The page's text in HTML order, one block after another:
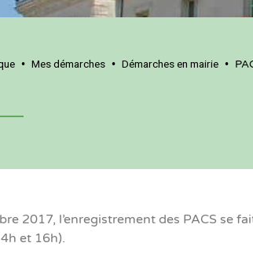
• Mes démarches • Démarches en mairie •
2017, l’enregistrement des PACS se
et 16h).